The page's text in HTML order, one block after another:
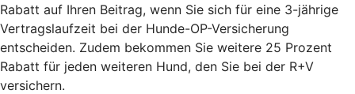
Rabatt auf Ihren Beitrag, wenn Sie sich für eine 3-jährige
Vertragslaufzeit bei der Hunde-OP-Versicherung
entscheiden. Zudem bekommen Sie weitere 25 Prozent
Rabatt für jeden weiteren Hund, den Sie bei der R+V
versichern.